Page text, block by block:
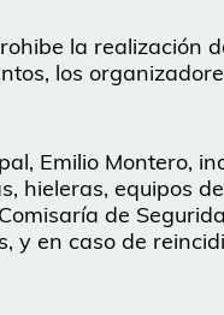
la realización
los
Emilio Montero,
hieleras, equipos
de
y en caso de